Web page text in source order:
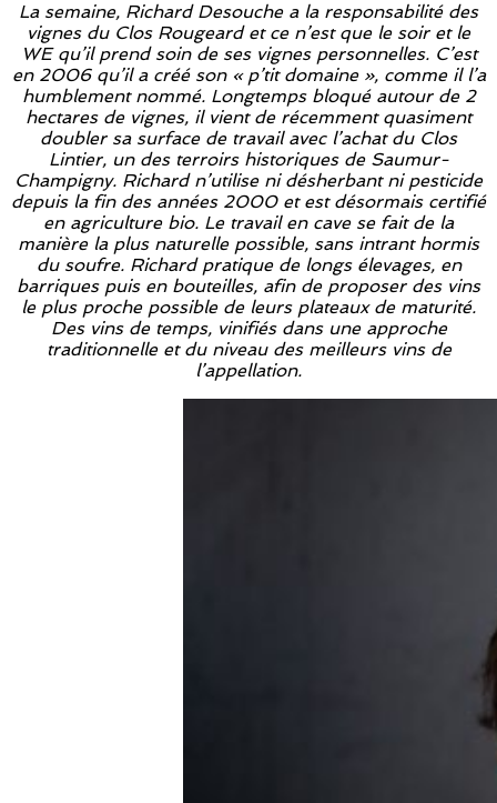
La semaine, Richard Desouche a la responsabilité des
vignes du Clos Rougeard et ce n’est que le soir et le
WE qu’il prend soin de ses vignes personnelles. C’est
en 2006 qu’il a créé son « p’tit domaine », comme il l’a
humblement nommé. Longtemps bloqué autour de 2
hectares de vignes, il vient de récemment quasiment
doubler sa surface de travail avec l’achat du Clos
Lintier, un des terroirs historiques de Saumur-
Champigny. Richard n’utilise ni désherbant ni pesticide
depuis la fin des années 2000 et est désormais certifié
en agriculture bio. Le travail en cave se fait de la
manière la plus naturelle possible, sans intrant hormis
du soufre. Richard pratique de longs élevages, en
barriques puis en bouteilles, afin de proposer des vins
le plus proche possible de leurs plateaux de maturité.
Des vins de temps, vinifiés dans une approche
traditionnelle et du niveau des meilleurs vins de
l’appellation.